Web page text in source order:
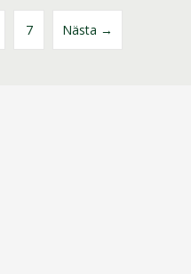
7 Nästa →